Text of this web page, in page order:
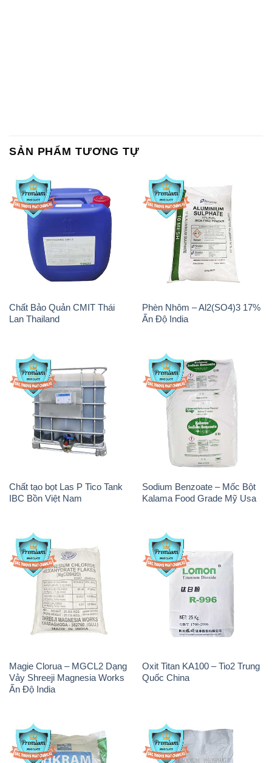
Chất Bảo Quản CMIT Thái
Lan Thailand
Phèn Nhôm – Al2(SO4)3 17%
Ấn Độ India
Chất tạo bọt Las P Tico Tank
IBC Bồn Việt Nam
Sodium Benzoate – Mốc Bột
Kalama Food Grade Mỹ Usa
Magie Clorua – MGCL2 Dạng
Vảy Shreeji Magnesia Works
Ấn Độ India
Oxit Titan KA100 – Tio2 Trung